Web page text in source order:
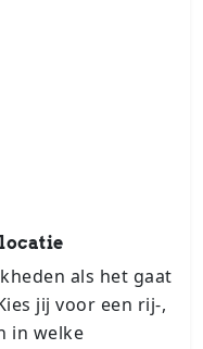
als het gaat
jij voor een rij-,
in welke